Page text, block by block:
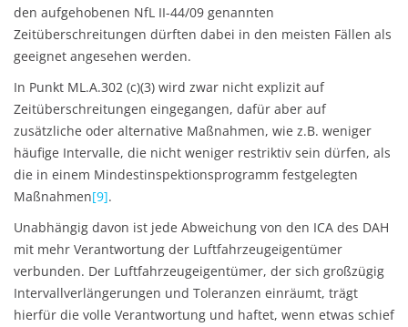
den aufgehobenen NfL II-44/09 genannten
Zeitüberschreitungen dürften dabei in den meisten Fällen als
geeignet angesehen werden.
In Punkt ML.A.302 (c)(3) wird zwar nicht explizit auf
Zeitüberschreitungen eingegangen, dafür aber auf
zusätzliche oder alternative Maßnahmen, wie z.B. weniger
häufige Intervalle, die nicht weniger restriktiv sein dürfen, als
die in einem Mindestinspektionsprogramm festgelegten
Maßnahmen[9].
Unabhängig davon ist jede Abweichung von den ICA des DAH
mit mehr Verantwortung der Luftfahrzeugeigentümer
verbunden. Der Luftfahrzeugeigentümer, der sich großzügig
Intervallverlängerungen und Toleranzen einräumt, trägt
hierfür die volle Verantwortung und haftet, wenn etwas schief